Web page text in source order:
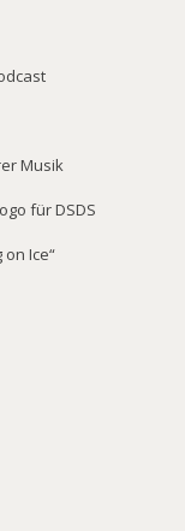
Musik
für DSDS
Ice“